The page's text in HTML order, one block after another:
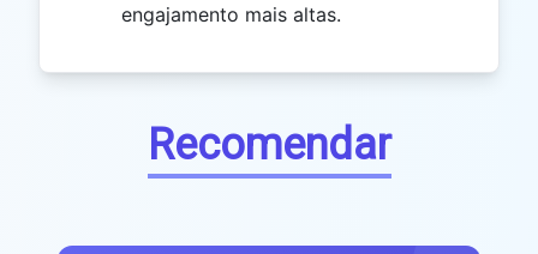
engajamento mais altas.
Recomendar